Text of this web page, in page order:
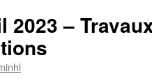
2023 –